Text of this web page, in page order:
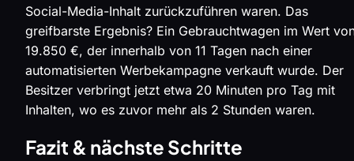
Social-Media-Inhalt zurückzuführen waren. Das
greifbarste Ergebnis? Ein Gebrauchtwagen im Wert
19.850 €, der innerhalb von 11 Tagen nach einer
automatisierten Werbekampagne verkauft wurde. Der
Besitzer verbringt jetzt etwa 20 Minuten pro Tag mit
Inhalten, wo es zuvor mehr als 2 Stunden waren.
Fazit & nächste Schritte